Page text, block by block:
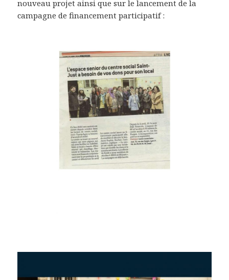
nouveau projet ainsi que sur le lancement de la
campagne de financement participatif :